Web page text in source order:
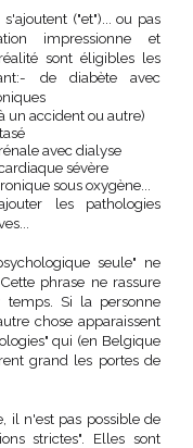
("et")... ou pas
impressionne et
sont éligibles les
- de diabète avec
un accident ou autre)
avec dialyse
sévère
sous oxygène
les pathologies
seule" ne
phrase ne rassure
Si la personne
chose apparaissent
qui (en Belgique
grand les portes de
il n'est pas possible de
strictes". Elles sont